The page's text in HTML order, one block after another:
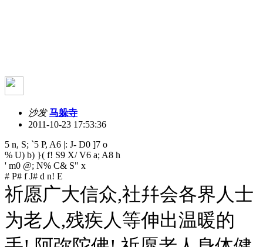
沙发 马躲寺
2011-10-23 17:53:36
5 n, S; `5 P, A6 |: J- D0 ]7 o
% U) b) }( f! S9 X/ V6 a; A8 h
' m0 @; N% C& S" x
# P# f J# d n! E
祈愿广大信众,社幷会各界人士
为老人,残疾人等伸出温暖的